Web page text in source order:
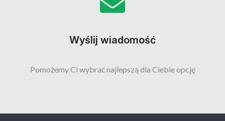
Wyślij wiadomość
Pomożemy Ci wybrać najlepszą dla Ciebie opcję